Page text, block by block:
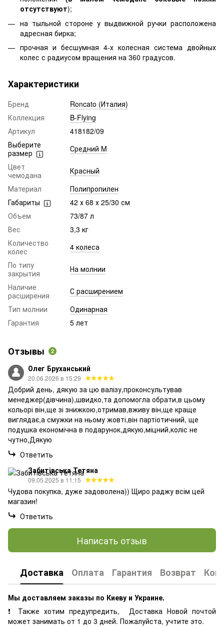
отсутствуют);
на тыльной стороне у выдвижной ручки расположена
адресная бирка;
прочная и бесшумная 4-х колесная система двойных
колес с радиусом вращения на 360 градусов.
Характеристики
Бренд
Roncato (Италия)
Коллекция
B-Flying
Артикул
418182/09
Выберите
размер
Средний M
Цвет
чемодана
Красный
Материал
Полипропилен
Габариты
42 х 68 х 25/30 см
Объем
73/87 л
Вес
3,3 кг
Количество
колес
4 колеса
По типу
закрытия
На молнии
Наличие
расширения
С расширением
Тип молнии
Одинарная
Гарантия
5 лет
Отзывы 2
Олег Бруханський
20.06.2026 в 15:29
Добрий день, дякую за цю валізу,проконсультував
менеджер(дівчина),швидко,та допомогла обрати,в цьому
кольорі він,ще зі знижкою,отримав,вживу він,ще краще
виглядає,а смужки на ньому жовті,він партіотичний, ще
подушка економічна в подарунок,дякую,міцний,коліс не
чутно,Дякую
Ответить
Забитівська Тетяна
09.05.2025 в 11:15
Чудова покупка, дуже задоволена)) Щиро раджу всім цей
магазин!
Ответить
Написать отзыв
Доставка Оплата Гарантия Возврат
Мы доставляем заказы по Киеву и Украине.
❗ Также хотим предупредить, Доставка Новой почтой
может занимать от 1 до 3 дней. Пожалуйста, учтите это.